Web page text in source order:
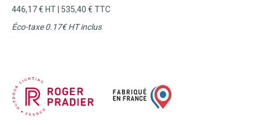
446,17€ HT | 535,40 € TTC
Éco-taxe 0.17€ HT inclus